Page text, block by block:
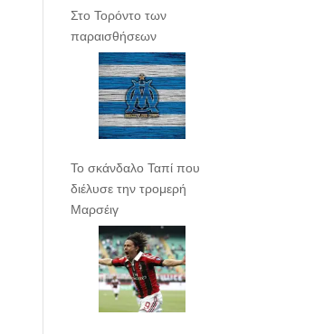
Στο Τορόντο των
παραισθήσεων
Το σκάνδαλο Ταπί που
διέλυσε την τρομερή
Μαρσέιγ